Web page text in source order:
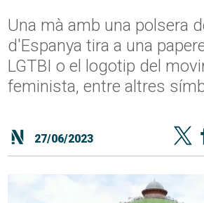
Una mà amb una polsera
d'Espanya tira a una
LGTBI o el logotip del
feminista, entre altres
27/06/2023